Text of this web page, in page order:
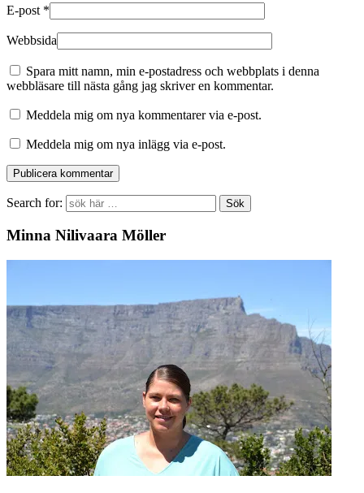
E-post *
Webbsida
Spara mitt namn, min e-postadress och webbplats i denna
webbläsare till nästa gång jag skriver en kommentar.
Meddela mig om nya kommentarer via e-post.
Meddela mig om nya inlägg via e-post.
Search for:
Minna Nilivaara Möller